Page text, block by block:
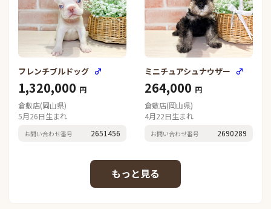
フレンチブルドッグ ♂
1,320,000 円
倉敷店(岡山県)
5月26日生まれ
お問い合わせ番号 2651456
ミニチュアシュナウザー ♂
264,000 円
倉敷店(岡山県)
4月22日生まれ
お問い合わせ番号 2690289